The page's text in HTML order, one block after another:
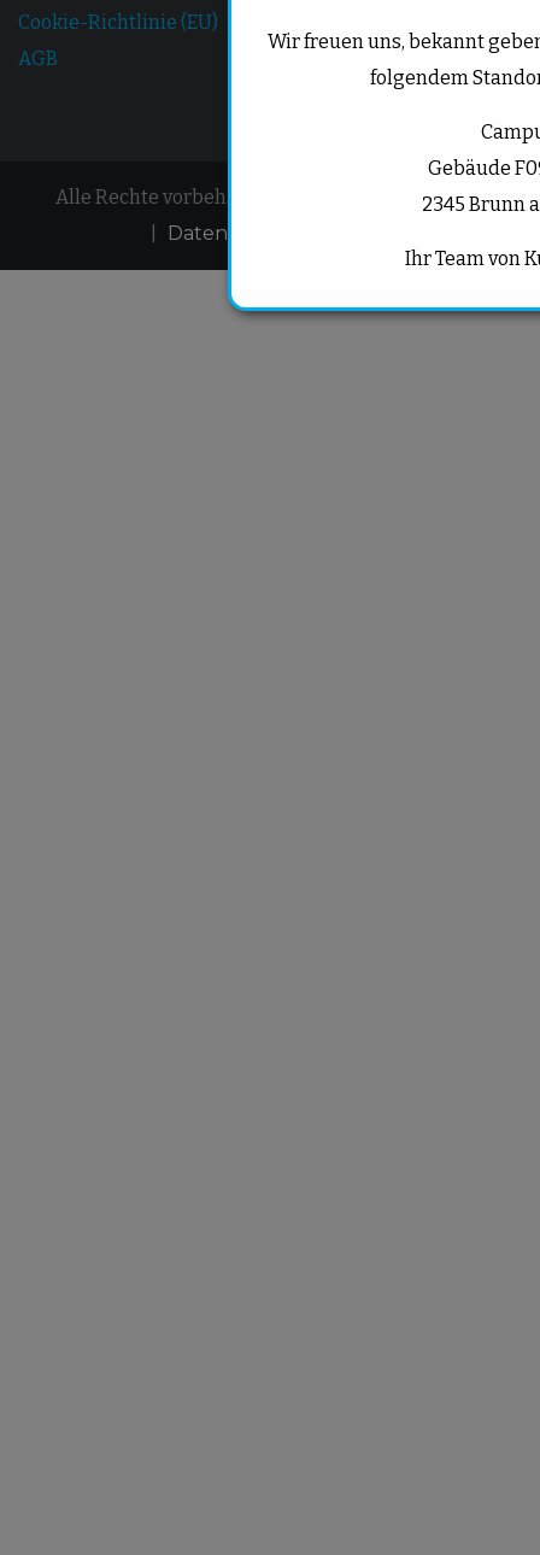
Cookie-Richtlinie (EU)
AGB
Alle Rechte vorbehalten © 2025 | Kunze Medien
Datenschutzerklärung
Wir freuen uns, bekannt
folgendem
Gebäude
2345 Brunn
Ihr Team von